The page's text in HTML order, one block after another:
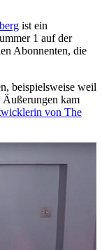
ist ein
1 auf der
Abonnenten, die
beispielsweise weil
Äußerungen kam
von The